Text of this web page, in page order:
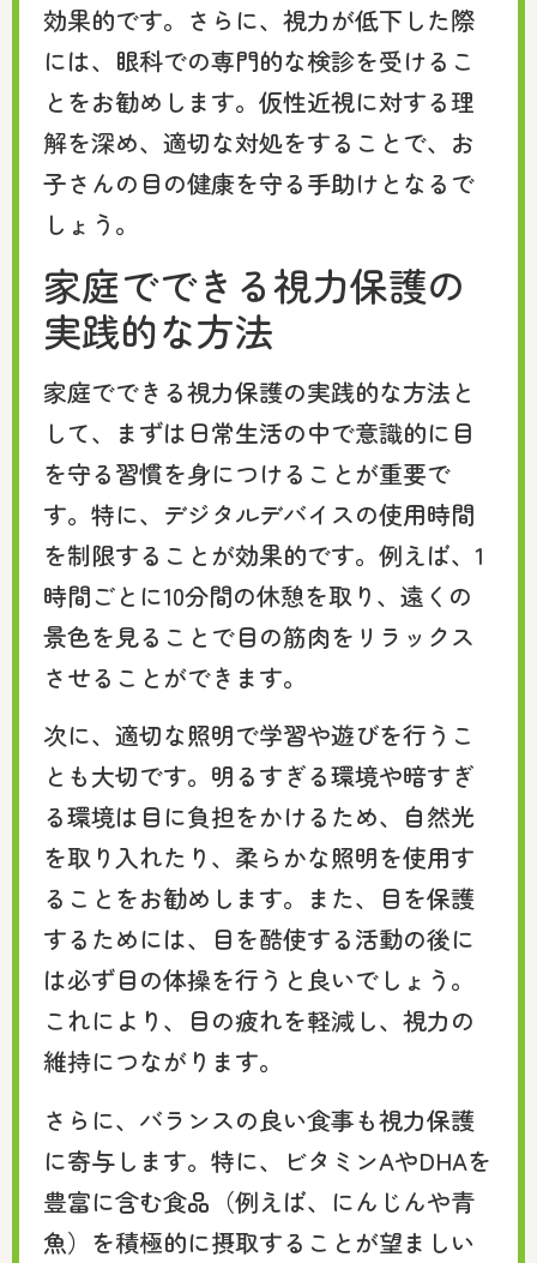
効果的です。さらに、視力が低下した際
には、眼科での専門的な検診を受けるこ
とをお勧めします。仮性近視に対する理
解を深め、適切な対処をすることで、お
子さんの目の健康を守る手助けとなるで
しょう。
家庭でできる視力保護の
実践的な方法
家庭でできる視力保護の実践的な方法と
して、まずは日常生活の中で意識的に目
を守る習慣を身につけることが重要で
す。特に、デジタルデバイスの使用時間
を制限することが効果的です。例えば、1
時間ごとに10分間の休憩を取り、遠くの
景色を見ることで目の筋肉をリラックス
させることができます。
次に、適切な照明で学習や遊びを行うこ
とも大切です。明るすぎる環境や暗すぎ
る環境は目に負担をかけるため、自然光
を取り入れたり、柔らかな照明を使用す
ることをお勧めします。また、目を保護
するためには、目を酷使する活動の後に
は必ず目の体操を行うと良いでしょう。
これにより、目の疲れを軽減し、視力の
維持につながります。
さらに、バランスの良い食事も視力保護
に寄与します。特に、ビタミンAやDHAを
豊富に含む食品（例えば、にんじんや青
魚）を積極的に摂取することが望ましい